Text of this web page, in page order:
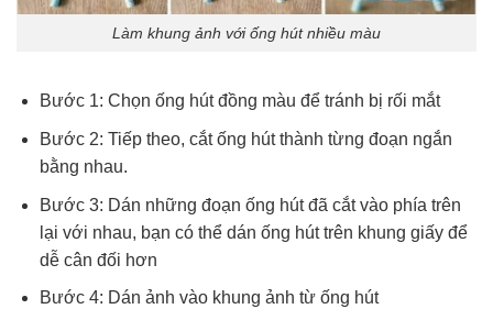
Làm khung ảnh với ống hút nhiều màu
Bước 1: Chọn ống hút đồng màu để tránh bị rối mắt
Bước 2: Tiếp theo, cắt ống hút thành từng đoạn ngắn
bằng nhau.
Bước 3: Dán những đoạn ống hút đã cắt vào phía trên
lại với nhau, bạn có thể dán ống hút trên khung giấy để
dễ cân đối hơn
Bước 4: Dán ảnh vào khung ảnh từ ống hút